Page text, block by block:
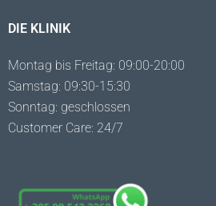
DIE KLINIK
Montag bis Freitag: 09:00-20:00
Samstag: 09:30-15:30
Sonntag: geschlossen
Customer Care: 24/7